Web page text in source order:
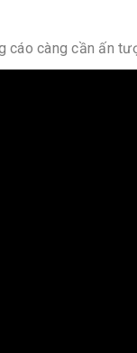
càng cần ấn